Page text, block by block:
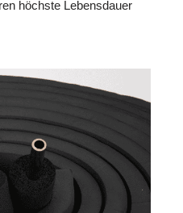
höchste Lebensdauer